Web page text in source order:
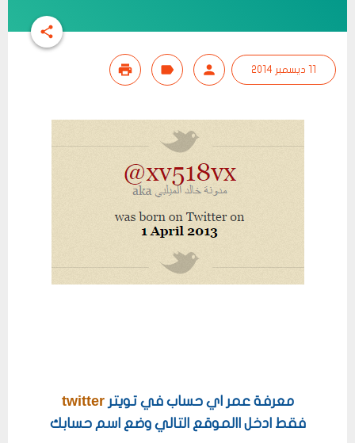
معرفة عمر اي حساب في تويترtwitter
فقط ادخل االموقع التالي وضع اسم حسابك